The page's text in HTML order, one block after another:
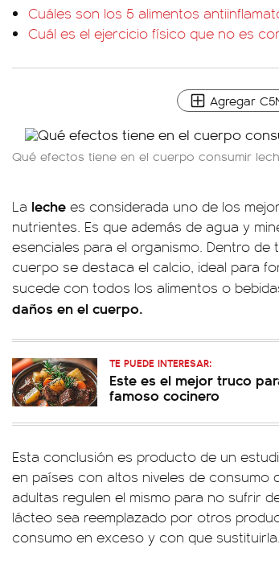
Cuáles son los 5 alimentos
Cuál es el ejercicio físico que no es
Agregar
Qué efectos tiene en el cuerpo consumir
La leche es considerada uno de los
nutrientes. Es que además de agua y
esenciales para el organismo. Dentro
cuerpo se destaca el calcio, ideal para
sucede con todos los alimentos o
daños en el cuerpo.
TE PUEDE INTERESAR:
Este es el mejor truco
famoso cocinero
Esta conclusión es producto de un
en países con altos niveles de consumo
adultas regulen el mismo para no sufrir
lácteo sea reemplazado por otros
consumo en exceso y con que sustituirla.